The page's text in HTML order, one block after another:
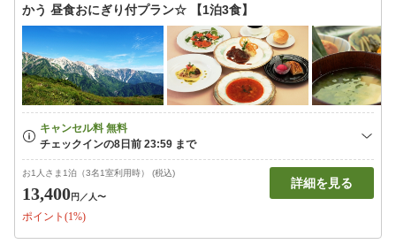
かう 昼食おにぎり付プラン☆ 【1泊3食】
お1人さま1泊（3名1室利用時） (税込)
13,400円 ／人〜
ポイント(1%)
詳細を見る